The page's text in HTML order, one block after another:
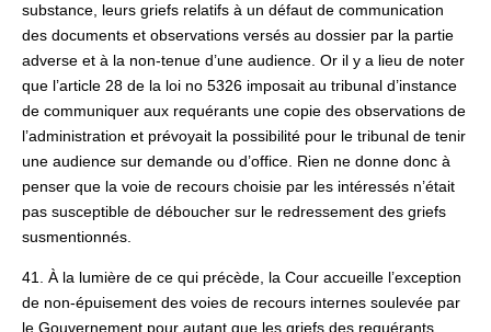
substance, leurs griefs relatifs à un défaut de communication
des documents et observations versés au dossier par la partie
adverse et à la non-tenue d’une audience. Or il y a lieu de noter
que l’article 28 de la loi no 5326 imposait au tribunal d’instance
de communiquer aux requérants une copie des observations de
l’administration et prévoyait la possibilité pour le tribunal de tenir
une audience sur demande ou d’office. Rien ne donne donc à
penser que la voie de recours choisie par les intéressés n’était
pas susceptible de déboucher sur le redressement des griefs
susmentionnés.
41. À la lumière de ce qui précède, la Cour accueille l’exception
de non‑épuisement des voies de recours internes soulevée par
le Gouvernement pour autant que les griefs des requérants